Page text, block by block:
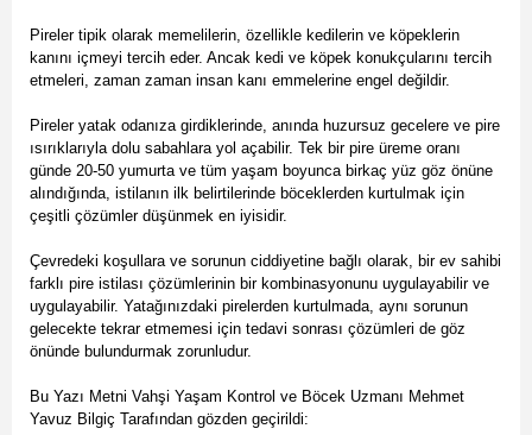
Pireler tipik olarak memelilerin, özellikle kedilerin ve köpeklerin
kanını içmeyi tercih eder. Ancak kedi ve köpek konukçularını tercih
etmeleri, zaman zaman insan kanı emmelerine engel değildir.
Pireler yatak odanıza girdiklerinde, anında huzursuz gecelere ve pire
ısırıklarıyla dolu sabahlara yol açabilir. Tek bir pire üreme oranı
günde 20-50 yumurta ve tüm yaşam boyunca birkaç yüz göz önüne
alındığında, istilanın ilk belirtilerinde böceklerden kurtulmak için
çeşitli çözümler düşünmek en iyisidir.
Çevredeki koşullara ve sorunun ciddiyetine bağlı olarak, bir ev sahibi
farklı pire istilası çözümlerinin bir kombinasyonunu uygulayabilir ve
uygulayabilir. Yatağınızdaki pirelerden kurtulmada, aynı sorunun
gelecekte tekrar etmemesi için tedavi sonrası çözümleri de göz
önünde bulundurmak zorunludur.
Bu Yazı Metni Vahşi Yaşam Kontrol ve Böcek Uzmanı Mehmet
Yavuz Bilgiç Tarafından gözden geçirildi: